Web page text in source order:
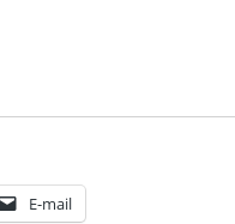
E-mail